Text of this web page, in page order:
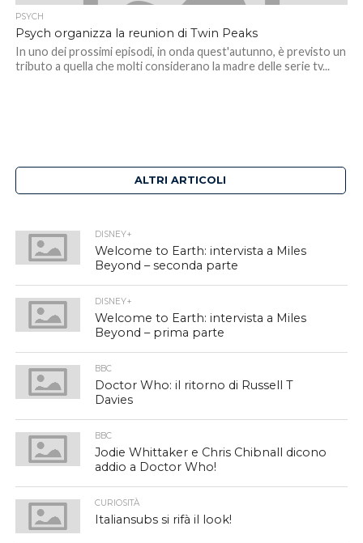
PSYCH
Psych organizza la reunion di Twin Peaks
In uno dei prossimi episodi, in onda quest'autunno, è previsto un
tributo a quella che molti considerano la madre delle serie tv...
ALTRI ARTICOLI
DISNEY+
Welcome to Earth: intervista a Miles
Beyond – seconda parte
DISNEY+
Welcome to Earth: intervista a Miles
Beyond – prima parte
BBC
Doctor Who: il ritorno di Russell T
Davies
BBC
Jodie Whittaker e Chris Chibnall dicono
addio a Doctor Who!
CURIOSITÀ
Italiansubs si rifà il look!